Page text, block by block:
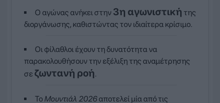
Ο αγώνας ανήκει στην 3η αγωνιστική της
διοργάνωσης, καθιστώντας τον ιδιαίτερα κρίσιμο.
Οι φίλαθλοι έχουν τη δυνατότητα να
παρακολουθήσουν την εξέλιξη της αναμέτρησης
σε ζωντανή ροή.
Το Μουντιάλ 2026αποτελεί μία από τις